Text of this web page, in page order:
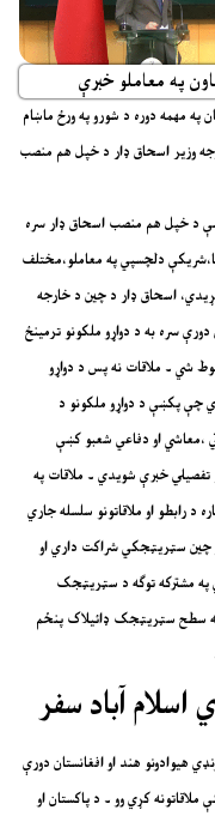
په معاملو خبرې
په مهمه دوره د شورو په ورځ ماښام
وزير اسحاق ډار د خپل هم منصب
د خپل هم منصب اسحاق ډار سره
دلچسپي په معاملو،مختلف
اسحاق ډار د چين د خارجه
سره به د دواړو ملکونو ترمينځ
شي ۔ ملاقات نه پس د دواړو
چې پکښې د دواړو ملکونو د
،معاشي او دفاعي شعبو کښې
تفصيلي خبرې شويدي ۔ ملاقات په
د رابطو او ملاقاتونو سلسله جاري
چين سټريټجکي شراکت داري او
په مشترکه توګه د سټريټجک
په سطح سټريټجک ډائيلاک پنځم
آباد سفر
هيوادونو هند او افغانستان دورې
کړي وو ۔ د پاکستان او